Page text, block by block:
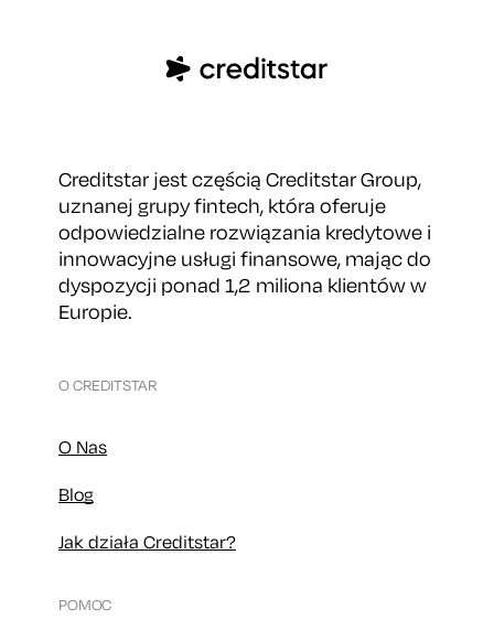
Creditstar jest częścią Creditstar Group,
uznanej grupy fintech, która oferuje
odpowiedzialne rozwiązania kredytowe i
innowacyjne usługi finansowe, mając do
dyspozycji ponad 1,2 miliona klientów w
Europie.
O CREDITSTAR
O Nas
Blog
Jak działa Creditstar?
POMOC